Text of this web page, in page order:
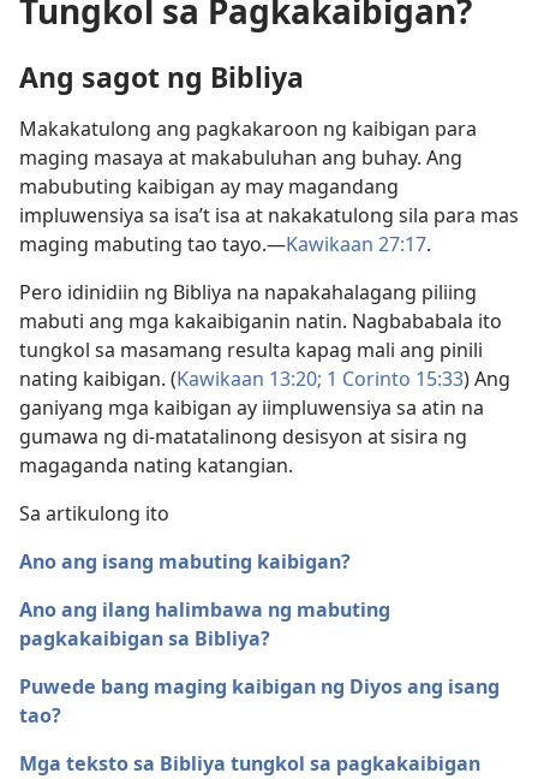
Tungkol sa Pagkakaibigan?
Ang sagot ng Bibliya
Makakatulong ang pagkakaroon ng kaibigan para
maging masaya at makabuluhan ang buhay. Ang
mabubuting kaibigan ay may magandang
impluwensiya sa isa’t isa at nakakatulong sila para mas
maging mabuting tao tayo.—Kawikaan 27:17.
Pero idinidiin ng Bibliya na napakahalagang piliing
mabuti ang mga kakaibiganin natin. Nagbababala ito
tungkol sa masamang resulta kapag mali ang pinili
nating kaibigan. (Kawikaan 13:20; 1 Corinto 15:33) Ang
ganiyang mga kaibigan ay iimpluwensiya sa atin na
gumawa ng di-matatalinong desisyon at sisira ng
magaganda nating katangian.
Sa artikulong ito
Ano ang isang mabuting kaibigan?
Ano ang ilang halimbawa ng mabuting
pagkakaibigan sa Bibliya?
Puwede bang maging kaibigan ng Diyos ang isang
tao?
Mga teksto sa Bibliya tungkol sa pagkakaibigan